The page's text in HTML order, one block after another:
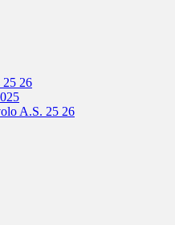
25 26
A.S. 25 26